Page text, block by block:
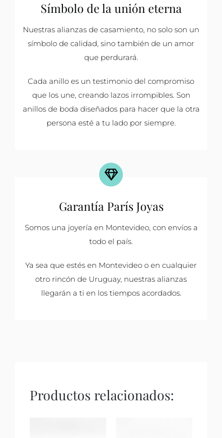
Símbolo de la unión eterna
Nuestras alianzas de casamiento, no solo son un
símbolo de calidad, sino también de un amor
que perdurará.
Cada anillo es un testimonio del compromiso
que los une, creando lazos irrompibles. Son
anillos de boda diseñados para hacer que la otra
persona esté a tu lado por siempre.
Garantía París Joyas
Somos una joyería en Montevideo, con envíos a
todo el país.
Ya sea que estés en Montevideo o en cualquier
otro rincón de Uruguay, nuestras alianzas
llegarán a ti en los tiempos acordados.
Productos relacionados: